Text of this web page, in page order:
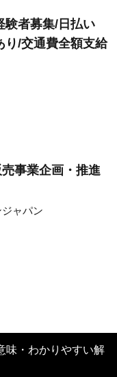
験者募集/日払い
り/交通費全額支給
事業企画・推進
ャパン